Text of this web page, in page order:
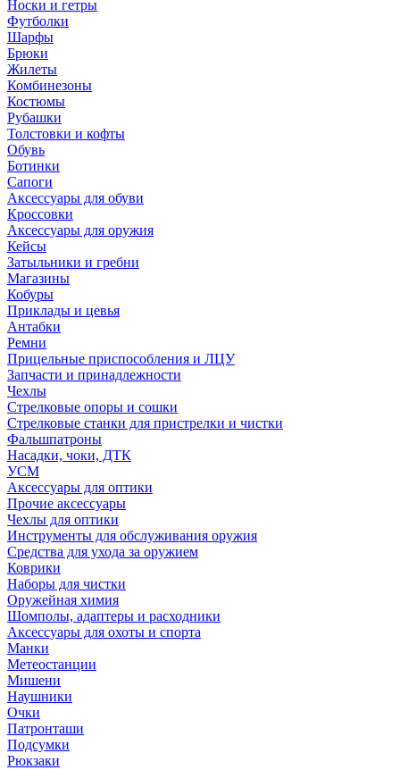
Носки и гетры
Футболки
Шарфы
Брюки
Жилеты
Комбинезоны
Костюмы
Рубашки
Толстовки и кофты
Обувь
Ботинки
Сапоги
Аксессуары для обуви
Кроссовки
Аксессуары для оружия
Кейсы
Затыльники и гребни
Магазины
Кобуры
Приклады и цевья
Антабки
Ремни
Прицельные приспособления и ЛЦУ
Запчасти и принадлежности
Чехлы
Стрелковые опоры и сошки
Стрелковые станки для пристрелки и чистки
Фальшпатроны
Насадки, чоки, ДТК
УСМ
Аксессуары для оптики
Прочие аксессуары
Чехлы для оптики
Инструменты для обслуживания оружия
Средства для ухода за оружием
Коврики
Наборы для чистки
Оружейная химия
Шомполы, адаптеры и расходники
Аксессуары для охоты и спорта
Манки
Метеостанции
Мишени
Наушники
Очки
Патронташи
Подсумки
Рюкзаки